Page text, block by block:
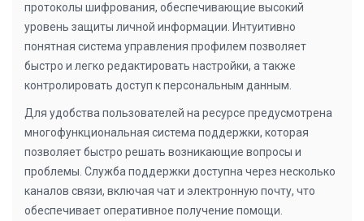
протоколы шифрования, обеспечивающие высокий
уровень защиты личной информации. Интуитивно
понятная система управления профилем позволяет
быстро и легко редактировать настройки, а также
контролировать доступ к персональным данным.
Для удобства пользователей на ресурсе предусмотрена
многофункциональная система поддержки, которая
позволяет быстро решать возникающие вопросы и
проблемы. Служба поддержки доступна через несколько
каналов связи, включая чат и электронную почту, что
обеспечивает оперативное получение помощи.